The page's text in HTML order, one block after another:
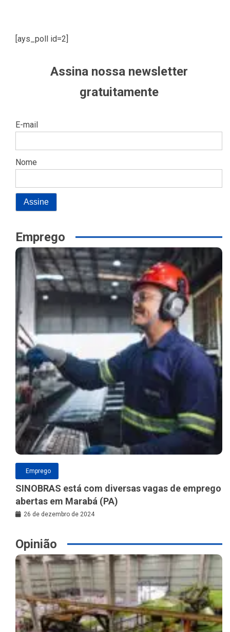
[ays_poll id=2]
Assina nossa newsletter
gratuitamente
E-mail
Nome
Emprego
Emprego
SINOBRAS está com diversas vagas de emprego
abertas em Marabá (PA)
26 de dezembro de 2024
Opinião